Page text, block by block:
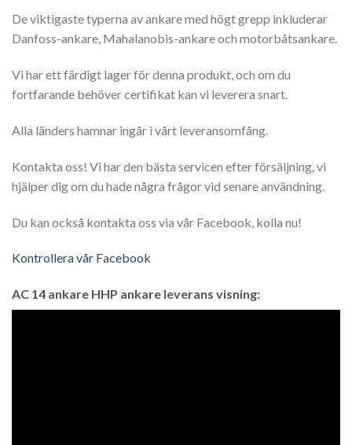
De viktigaste typerna av ankare med högt grepp inkluderar
Danfoss-ankare, Mahalanobis-ankare och motorbåtsankare.
Vi har ett färdigt lager för denna produkt, och om du
fortfarande behöver certifikat kan vi leverera snart.
Alla länders hamnar ingår i vårt leveransomfång.
Kontakta oss! Vi har den bästa servicen efter försäljning, vi
hjälper dig om du hade några frågor vid senare användning.
Du kan också kontakta oss via vår Facebook, kolla nu!
Kontrollera vår Facebook
AC 14 ankare HHP ankare leverans visning: